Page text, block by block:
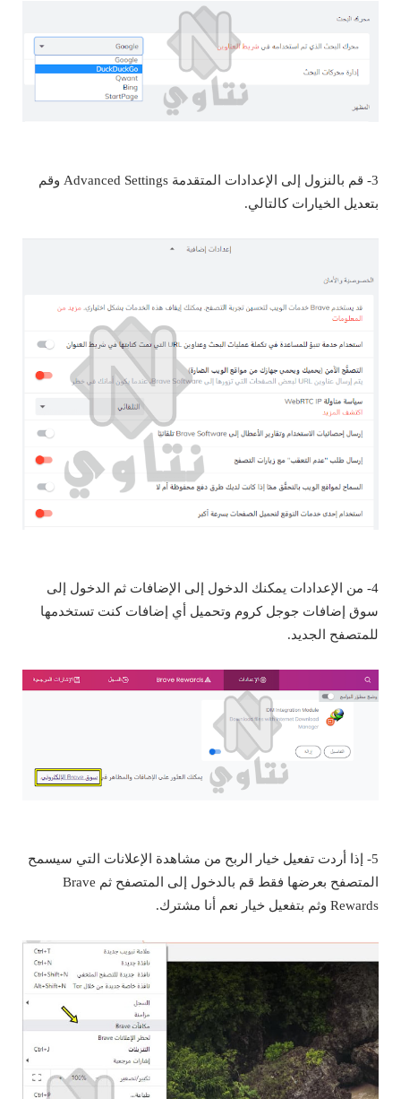
3- قم بالنزول إلى الإعدادات المتقدمة Advanced Settings وقم
بتعديل الخيارات كالتالي.
4- من الإعدادات يمكنك الدخول إلى الإضافات ثم الدخول إلى
سوق إضافات جوجل كروم وتحميل أي إضافات كنت تستخدمها
للمتصفح الجديد.
5- إذا أردت تفعيل خيار الربح من مشاهدة الإعلانات التي سيسمح
المتصفح بعرضها فقط قم بالدخول إلى المتصفح ثم Brave
Rewards وثم بتفعيل خيار نعم أنا مشترك.